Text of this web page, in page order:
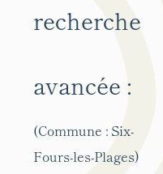
recherche
avancée :
(Commune : Six-
Fours-les-Plages)